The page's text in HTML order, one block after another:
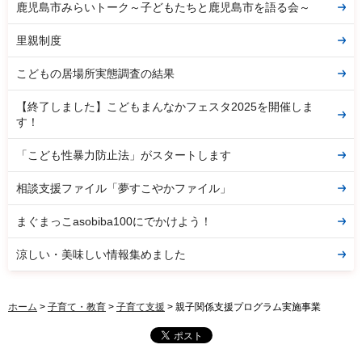
鹿児島市みらいトーク～子どもたちと鹿児島市を語る会～
里親制度
こどもの居場所実態調査の結果
【終了しました】こどもまんなかフェスタ2025を開催しま
す！
「こども性暴力防止法」がスタートします
相談支援ファイル「夢すこやかファイル」
まぐまっこasobiba100にでかけよう！
涼しい・美味しい情報集めました
ホーム > 子育て・教育 > 子育て支援 > 親子関係支援プログラム実施事業